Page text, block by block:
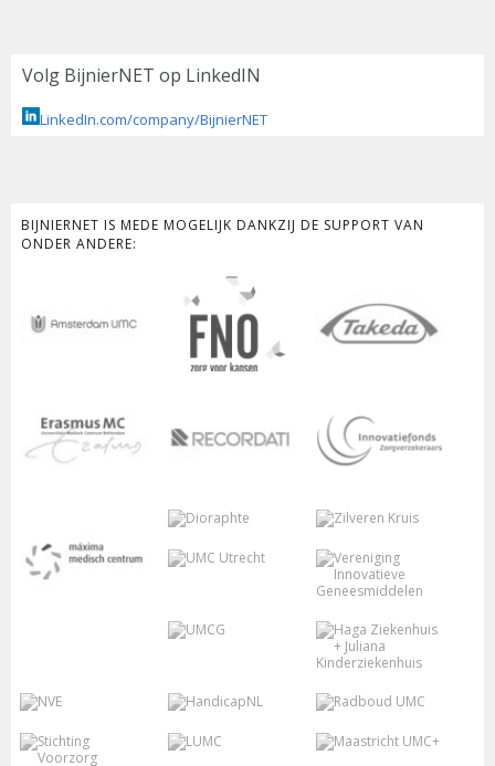
Volg BijnierNET op LinkedIN
LinkedIn.com/company/BijnierNET
BIJNIERNET IS MEDE MOGELIJK DANKZIJ DE SUPPORT VAN
ONDER ANDERE: